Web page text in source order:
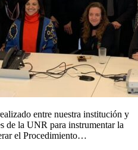
entre nuestra institución y
de la UNR para instrumentar la
el Procedimiento…